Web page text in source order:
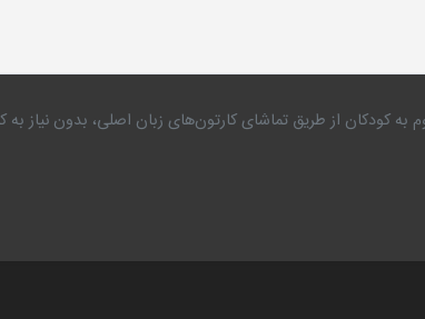
به کودکان از طریق تماشای کارتون‌های زبان اصلی، بدون نیاز